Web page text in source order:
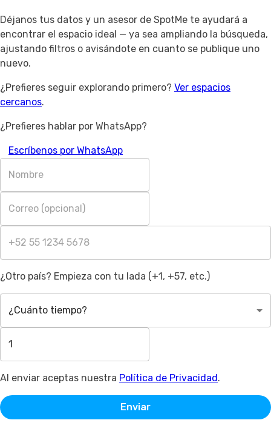
Déjanos tus datos y un asesor de SpotMe te ayudará a
encontrar el espacio ideal — ya sea ampliando la búsqueda,
ajustando filtros o avisándote en cuanto se publique uno
nuevo.
¿Prefieres seguir explorando primero? Ver espacios
cercanos.
¿Prefieres hablar por WhatsApp?
Escríbenos por WhatsApp
¿Otro país? Empieza con tu lada (+1, +57, etc.)
¿Cuánto tiempo?
Al enviar aceptas nuestra Política de Privacidad.
Enviar